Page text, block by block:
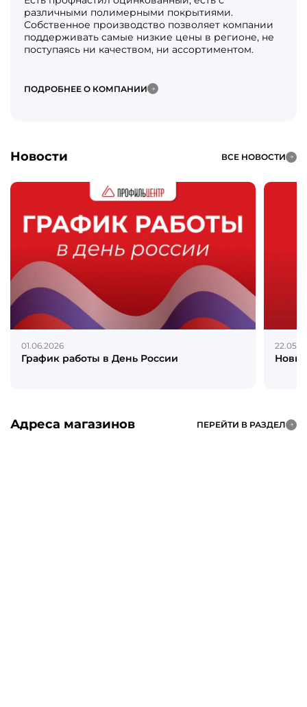
различными полимерными покрытиями.
Собственное производство позволяет компании
поддерживать самые низкие цены в регионе, не
поступаясь ни качеством, ни ассортиментом.
ПОДРОБНЕЕ О КОМПАНИИ
Новости ВСЕ НОВОСТИ
01.06.2026
График работы в День России
Адреса магазинов ПЕРЕЙТИ В РАЗДЕЛ